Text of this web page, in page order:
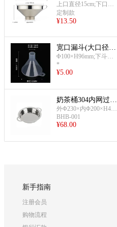
斗/冰漏斗
上口直径15cm;下口直
径5cm
定制款
¥13.50
宽口漏斗(大口径单
品)
Φ100×H96mm;下斗外
Φ26×内Φ24mm
*
¥5.00
奶茶桶304内网过滤
漏斗(平底)
外Φ230×内Φ200×H40
mm;总长(含耳)28.5mm
BHB-001
¥68.00
新手指南
注册会员
购物流程